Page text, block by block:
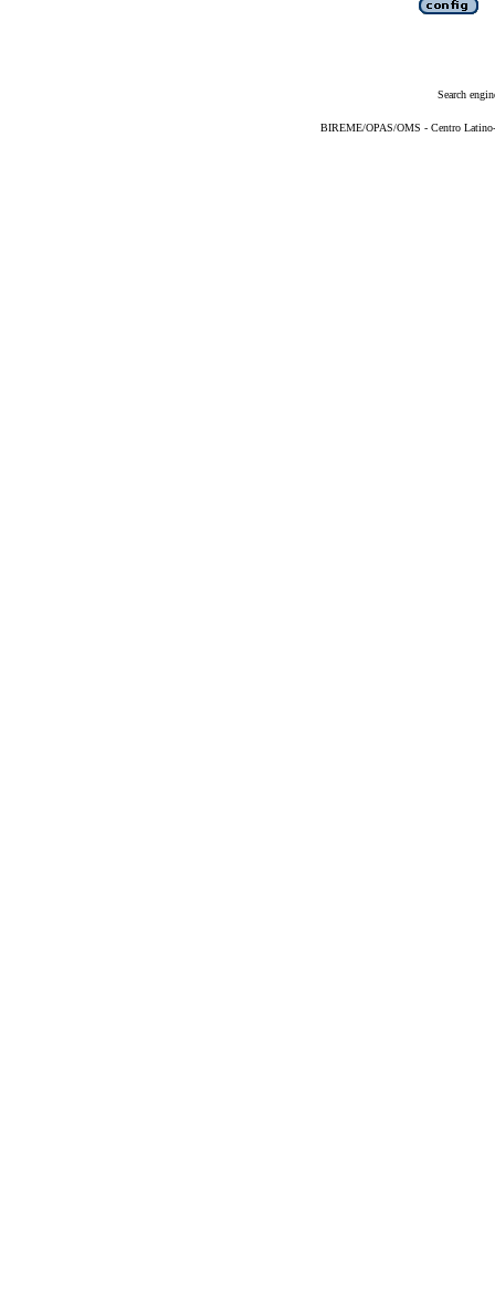
Search
BIREME/OPAS/OMS - Centro Latino-